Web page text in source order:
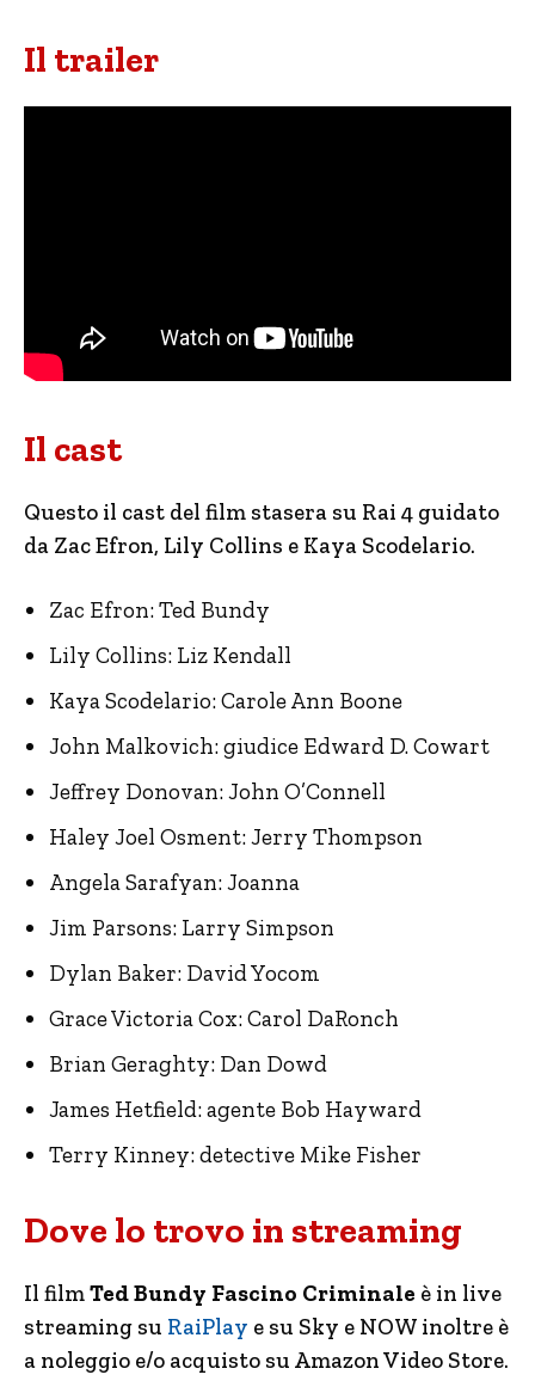
Il trailer
Il cast
Questo il cast del film stasera su Rai 4 guidato
da Zac Efron, Lily Collins e Kaya Scodelario.
Zac Efron: Ted Bundy
Lily Collins: Liz Kendall
Kaya Scodelario: Carole Ann Boone
John Malkovich: giudice Edward D. Cowart
Jeffrey Donovan: John O’Connell
Haley Joel Osment: Jerry Thompson
Angela Sarafyan: Joanna
Jim Parsons: Larry Simpson
Dylan Baker: David Yocom
Grace Victoria Cox: Carol DaRonch
Brian Geraghty: Dan Dowd
James Hetfield: agente Bob Hayward
Terry Kinney: detective Mike Fisher
Dove lo trovo in streaming
Il filmTed Bundy Fascino Criminale è in live
streaming su RaiPlay e su Sky e NOW inoltre è
a noleggio e/o acquisto su Amazon Video Store.